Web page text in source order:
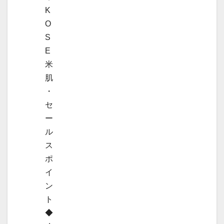
K
O
S
E
米
肌
・
セ
ー
ル
ス
ポ
イ
ン
ト
◆